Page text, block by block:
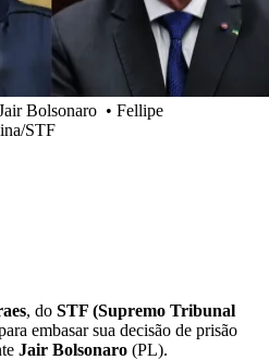
Bolsonaro • Fellipe
STF
, do STF (Supremo Tribunal
embasar sua decisão de prisão
Jair Bolsonaro (PL).